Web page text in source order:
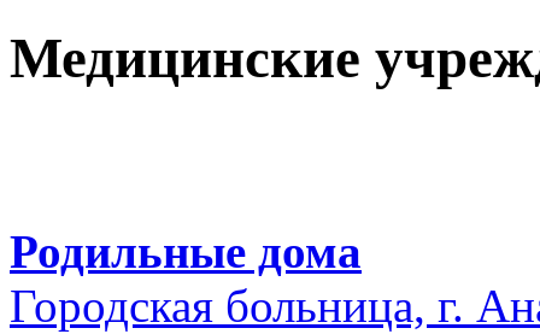
Медицинские
Родильные дома
Городская больница, г.